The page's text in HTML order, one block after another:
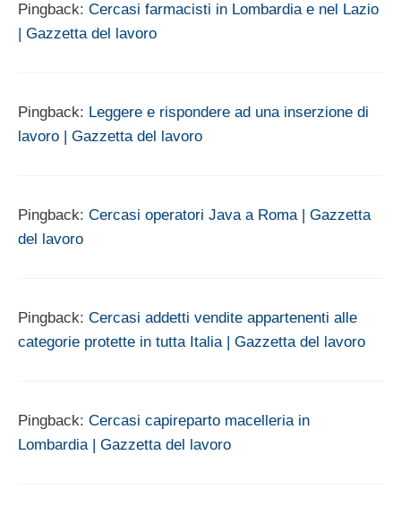
Pingback: Cercasi farmacisti in Lombardia e nel Lazio
| Gazzetta del lavoro
Pingback: Leggere e rispondere ad una inserzione di
lavoro | Gazzetta del lavoro
Pingback: Cercasi operatori Java a Roma | Gazzetta
del lavoro
Pingback: Cercasi addetti vendite appartenenti alle
categorie protette in tutta Italia | Gazzetta del lavoro
Pingback: Cercasi capireparto macelleria in
Lombardia | Gazzetta del lavoro